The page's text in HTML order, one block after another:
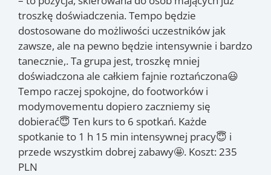
16.03(niedz.), 23.03(niedz.), 30.03(niedz.)
6.04(niedz.) , 13.04(niedz.), 11.05(niedz.)
troszkę doświadczenia. Tempo będzie
dostosowane do możliwości uczestników jak
zawsze, ale na pewno będzie intensywnie i bardzo
tanecznie,. Ta grupa jest, troszkę mniej
doświadczona ale całkiem fajnie roztańczona😃
Tempo raczej spokojne, do footworków i
modymovementu dopiero zaczniemy się
dobierać😇 Ten kurs to 6 spotkań. Każde
spotkanie to 1 h 15 min intensywnej pracy😇 i
przede wszystkim dobrej zabawy🤩. Koszt: 235
PLN